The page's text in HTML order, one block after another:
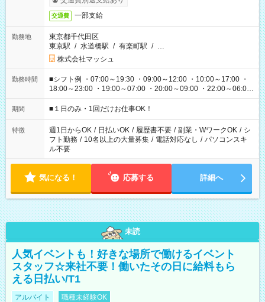
交通費 一部支給
勤務地
東京都千代田区
東京駅 / 水道橋駅 / 有楽町駅 / …
株式会社マッシュ
勤務時間
■シフト例 ・07:00～19:30 ・09:00～12:00 ・10:00～17:00 ・
18:00～23:00 ・19:00～07:00 ・20:00～09:00 ・22:00～06:00
etc ★最短で3時間で5,120円のお仕事から 15時間で2万円近く稼
げるお仕事も！ ご希望のお時間に合わせてご紹介！ ※シフトは
ください！
期間 ■１日のみ・1回だけお仕事OK！
特徴 週1日からOK / 日払いOK / 履歴書不要 / 副業・WワークOK / シ
フト勤務 / 10名以上の大量募集 / 電話対応なし / パソコンスキ
ル不要
気になる！ 応募する 詳細へ
未読
人気イベントも！好きな場所で働けるイベント
スタッフ☆来社不要！働いたその日に給料もら
える日払い/T1
アルバイト 職種未経験OK